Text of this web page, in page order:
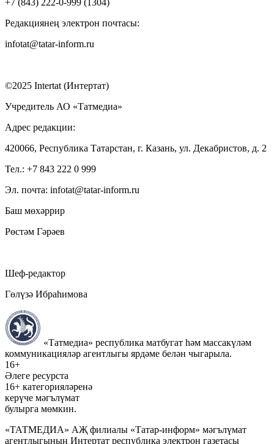
Редакциянең электрон почтасы:
infotat@tatar-inform.ru
©2025 Intertat (Интертат)
Учредитель АО «Татмедиа»
Адрес редакции:
420066, Республика Татарстан, г. Казань, ул. Декабристов, д. 2
Тел.: +7 843 222 0 999
Эл. почта: infotat@tatar-inform.ru
Баш мөхәррир
Рөстәм Гәрәев
Шеф-редактор
Гөлүзә Ибраһимова
«Татмедиа» республика матбугат һәм массакүләм
коммуникацияләр агентлыгы ярдәме белән чыгарыла.
16+
Әлеге ресурста
16+ категорияләренә
керүче мәгълүмат
булырга мөмкин.
«ТАТМЕДИА» АҖ филиалы «Татар-информ» мәгълүмат
агентлыгының Интертат республика электрон газетасы